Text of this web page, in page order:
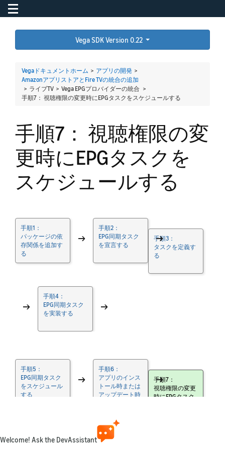
Toggle navigation
Vega SDK Version 0.22
Vegaドキュメントホーム > アプリの開発 >
AmazonアプリストアとFire TVの統合の追加
> ライブTV > Vega EPGプロバイダーの統合 >
手順7： 視聴権限の変更時にEPGタスクをスケジュールする
手順7： 視聴権限の変
更時にEPGタスクを
スケジュールする
手順1：
パッケージの依
存関係を追加す
る
→
手順2：
EPG同期タスク
を宣言する
→
手順3：
タスクを定義す
る
→
手順4：
EPG同期タスク
を実装する
→
手順5：
EPG同期タスク
をスケジュール
する
→
手順6：
アプリのインス
トール時または
アップデート時
→
手順7：
視聴権限の変更
時にEPGタスク
手順8：
Welcome! Ask the DevAssistant